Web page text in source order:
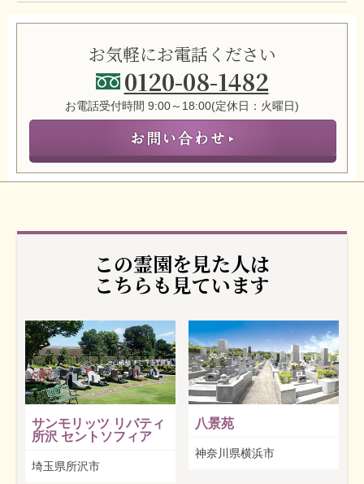
お気軽にお電話ください
0120-08-1482
お電話受付時間 9:00～18:00(定休日：火曜日)
この霊園を見た人は
こちらも見ています
サンモリッツ リバティ
所沢 セントソフィア
埼玉県所沢市
八景苑
神奈川県横浜市